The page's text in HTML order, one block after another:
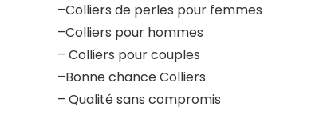
–Colliers de perles pour femmes
–Colliers pour hommes
– Colliers pour couples
–Bonne chance Colliers
– Qualité sans compromis